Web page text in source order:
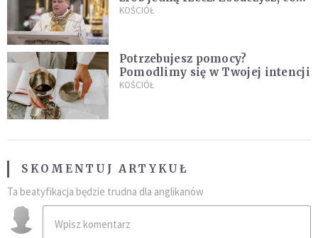
stanie się z twoim życiem
KOŚCIÓŁ
Potrzebujesz pomocy?
Pomodlimy się w Twojej intencji
KOŚCIÓŁ
SKOMENTUJ ARTYKUŁ
Ta beatyfikacja będzie trudna dla anglikanów